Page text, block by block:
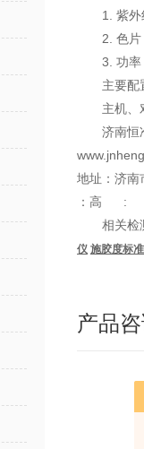
1. 紫
2. 色
3. 功
主要配
主机、
济南恒
地址：济南
：高 :
相关检
仪 施胶度标
产品